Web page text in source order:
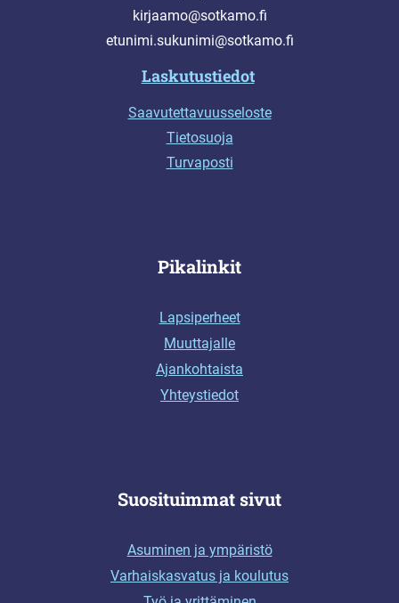
kirjaamo@sotkamo.fi
etunimi.sukunimi@sotkamo.fi
Laskutustiedot
Saavutettavuusseloste
Tietosuoja
Turvaposti
Pikalinkit
Lapsiperheet
Muuttajalle
Ajankohtaista
Yhteystiedot
Suosituimmat sivut
Asuminen ja ympäristö
Varhaiskasvatus ja koulutus